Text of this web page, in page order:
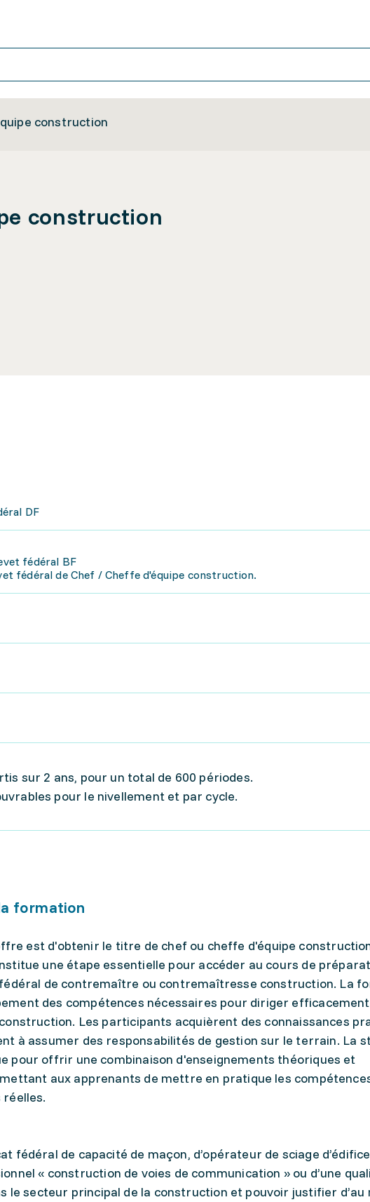
construction
construction
DF
fédéral BF
fédéral de Chef / Cheffe d'équipe construction.
sur 2 ans, pour un total de 600 périodes.
pour le nivellement et par cycle.
formation
est d'obtenir le titre de chef ou cheffe d'équipe
une étape essentielle pour accéder au cours de
de contremaître ou contremaîtresse construction. La
des compétences nécessaires pour diriger
Les participants acquièrent des connaissances
à assumer des responsabilités de gestion sur le terrain. La
pour offrir une combinaison d'enseignements théoriques et
aux apprenants de mettre en pratique les
fédéral de capacité de maçon, d’opérateur de sciage d’édifice
« construction de voies de communication » ou d’une
le secteur principal de la construction et pouvoir justifier d’au